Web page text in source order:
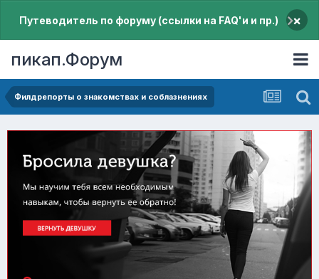
Путеводитель по форуму (ссылки на FAQ'и и пр.) ×
пикап.Форум
Филдрепорты о знакомствах и соблазнениях